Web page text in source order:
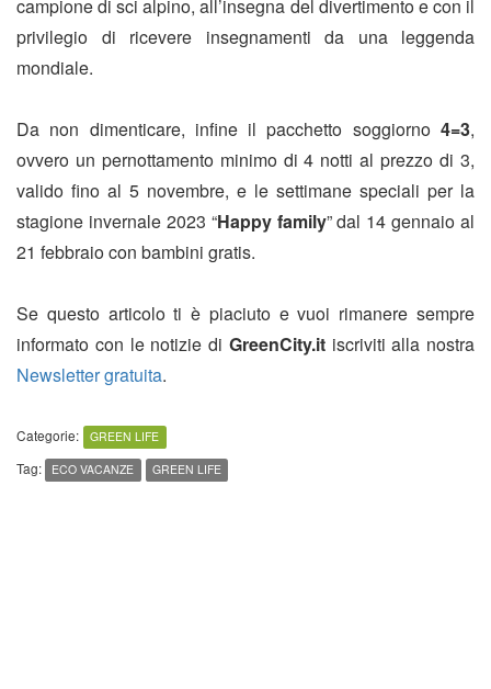
campione di sci alpino, all’insegna del divertimento e con il
privilegio di ricevere insegnamenti da una leggenda
mondiale.
Da non dimenticare, infine il pacchetto soggiorno 4=3,
ovvero un pernottamento minimo di 4 notti al prezzo di 3,
valido fino al 5 novembre, e le settimane speciali per la
stagione invernale 2023 “Happy family” dal 14 gennaio al
21 febbraio con bambini gratis.
Se questo articolo ti è piaciuto e vuoi rimanere sempre
informato con le notizie di GreenCity.itiscriviti alla nostra
Newsletter gratuita.
Categorie: GREEN LIFE
Tag: ECO VACANZE GREEN LIFE